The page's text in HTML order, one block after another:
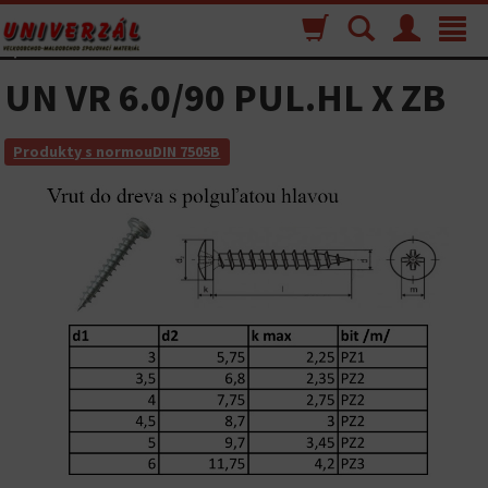
Toggle
Menu
Vyhľadávanie
Nákupný
košík
UN VR 6.0/90 PUL.HL X ZB
Produkty s normouDIN 7505B